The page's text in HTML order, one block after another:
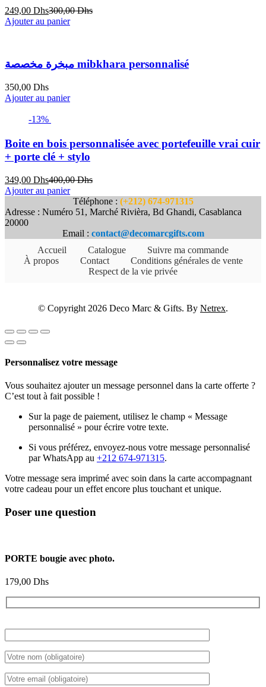
249,00 DhsLe
prix
300,00DhsLe
Ajouter au panier
مبخرة مخصصة mibkhara personnalisé
350,00 Dhs
Ajouter au panier
-13%
Boite en bois personnalisée avec portefeuille vrai cuir
+ porte clé + stylo
349,00 DhsLe
prix
est :
400,00DhsLe
initial
était :
Ajouter au panier
Téléphone : (+212) 674-971315
Adresse : Numéro 51, Marché Rivièra, Bd Ghandi, Casablanca
20000
Email : contact@decomarcgifts.com
Accueil
Catalogue
Suivre ma commande
À propos
Contact
Conditions générales de vente
Respect de la vie privée
© Copyright 2026 Deco Marc & Gifts. By Netrex.
Personnalisez votre message
Vous souhaitez ajouter un message personnel dans la carte offerte ?
C’est tout à fait possible !
Sur la page de paiement, utilisez le champ « Message
personnalisé » pour écrire votre texte.
Si vous préférez, envoyez-nous votre message personnalisé
par WhatsApp au +212 674-971315.
Votre message sera imprimé avec soin dans la carte accompagnant
votre cadeau pour un effet encore plus touchant et unique.
Poser une question
PORTE bougie avec photo.
179,00 Dhs